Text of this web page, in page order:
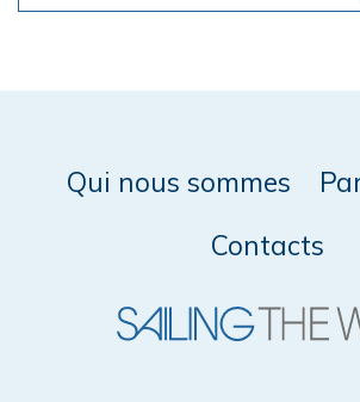
Qui nous sommes
Contacts